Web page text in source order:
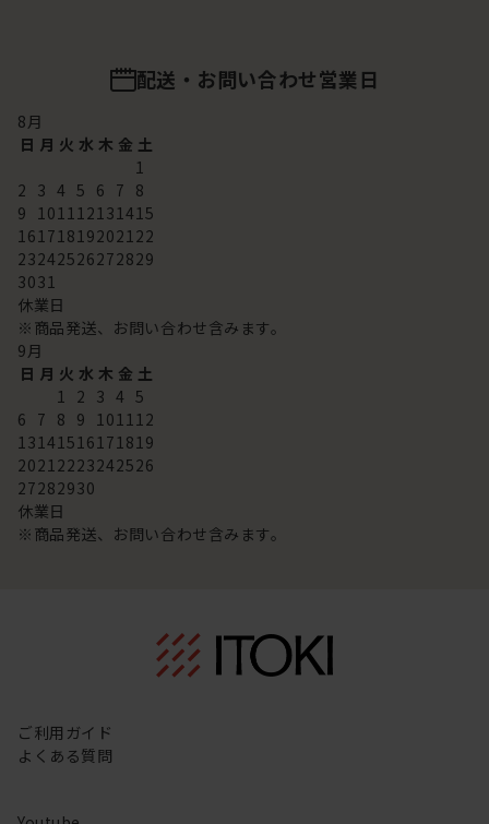
配送・お問い合わせ営業日
8月
日 月 火 水 木 金 土
1
2 3 4 5 6 7 8
9 101112131415
16171819202122
23242526272829
3031
休業日
※商品発送、お問い合わせ含みます。
9月
日 月 火 水 木 金 土
1 2 3 4 5
6 7 8 9 101112
13141516171819
20212223242526
27282930
休業日
※商品発送、お問い合わせ含みます。
ご利用ガイド
よくある質問